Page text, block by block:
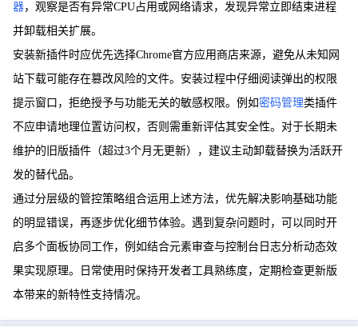
器，观察是否有异常CPU占用或网络请求，发现异常立即结束进程
并卸载相关扩展。
安装新插件时应优先选择Chrome官方应用商店来源，避免从未知网
站下载可能存在篡改风险的文件。安装过程中仔细阅读弹出的权限
提示窗口，拒绝授予与功能无关的敏感权限。例如密码管理类插件
不应申请地理位置访问权，否则需重新评估其安全性。对于长期未
维护的旧版插件（超过3个月无更新），建议主动卸载替换为活跃开
发的替代品。
通过分层级的管控策略组合运用上述方法，优先解决影响基础功能
的明显错误，再逐步优化细节体验。遇到复杂问题时，可以同时开
启多个面板协同工作，例如结合元素审查与控制台日志分析动态效
果实现原理。日常使用时保持开发者工具熟练度，定期检查更新版
本带来的新特性支持情况。